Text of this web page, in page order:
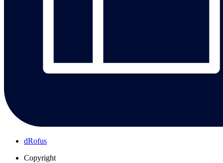
dRofus
Copyright